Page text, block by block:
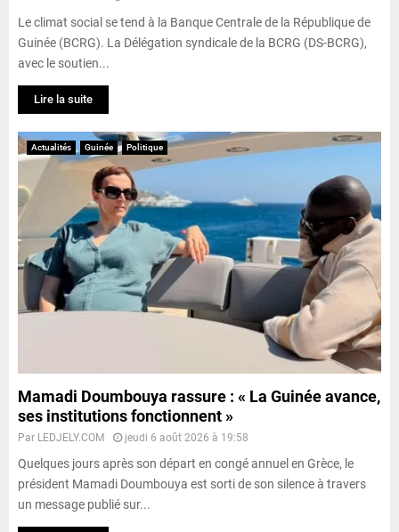
Le climat social se tend à la Banque Centrale de la République de
Guinée (BCRG). La Délégation syndicale de la BCRG (DS-BCRG),
avec le soutien...
Lire la suite
Actualités Guinée Politique
Mamadi Doumbouya rassure : « La Guinée avance,
ses institutions fonctionnent »
Par LEDJELY.COM jeudi 6 août 2026 à 19:58
Quelques jours après son départ en congé annuel en Grèce, le
président Mamadi Doumbouya est sorti de son silence à travers
un message publié sur...